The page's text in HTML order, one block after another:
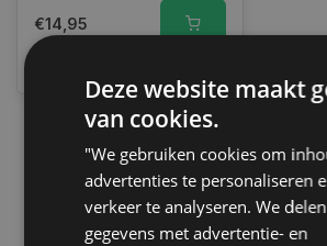
€14,95
1
Deze website maakt
van cookies.
"We gebruiken cookies om
advertenties te personaliseren
verkeer te analyseren. We
gegevens met advertentie- en